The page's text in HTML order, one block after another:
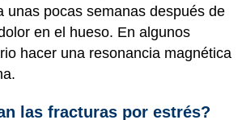
unas pocas semanas después de
en el hueso. En algunos
hacer una resonancia magnética
las fracturas por estrés?